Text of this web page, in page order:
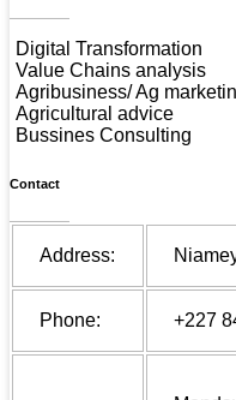
Digital Transformation
Value Chains analysis
Agribusiness/ Ag
Agricultural advice
Bussines Consulting
Contact
Address:
Phone: +227